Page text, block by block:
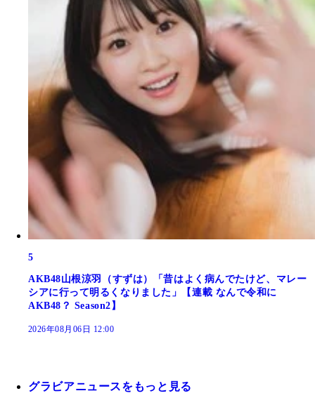
5
AKB48山根涼羽（すずは）「昔はよく病んでたけど、マレー
シアに行って明るくなりました」【連載 なんで令和に
AKB48？ Season2】
2026年08月06日 12:00
グラビアニュースをもっと見る